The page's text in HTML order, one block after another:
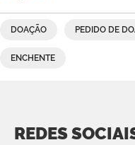
DOAÇÃO PEDIDO DE
ENCHENTE
REDES